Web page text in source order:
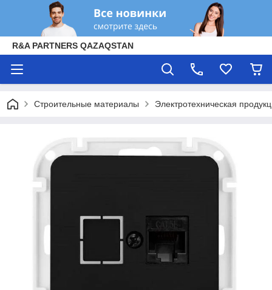
R&A PARTNERS QAZAQSTAN
Строительные материалы Электротехническая